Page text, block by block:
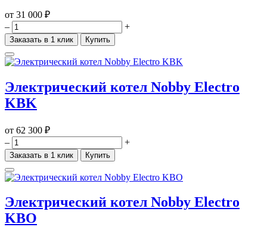
от 31 000 ₽
–
+
Заказать в 1 клик Купить
Электрический котел Nobby Electro
KBK
от 62 300 ₽
–
+
Заказать в 1 клик Купить
Электрический котел Nobby Electro
KBO